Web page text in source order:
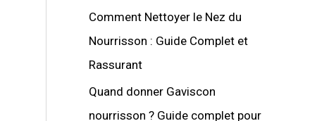
Comment Nettoyer le Nez du
Nourrisson : Guide Complet et
Rassurant
Quand donner Gaviscon
nourrisson ? Guide complet pour